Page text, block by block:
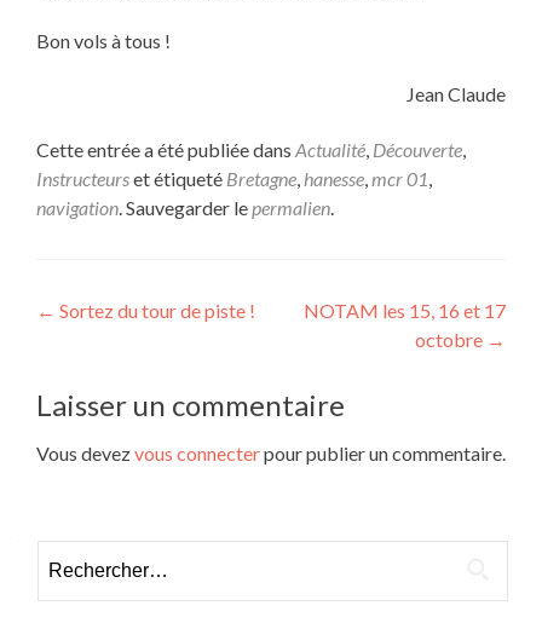
Bon vols à tous !
Jean Claude
Cette entrée a été publiée dans Actualité, Découverte,
Instructeurset étiqueté Bretagne, hanesse,mcr 01,
navigation. Sauvegarder lepermalien.
Navigation
l’article
← Sortez du tour de piste !
NOTAM les 15, 16 et 17
octobre →
Laisser un commentaire
Vous devezvous connecterpour publier un commentaire.